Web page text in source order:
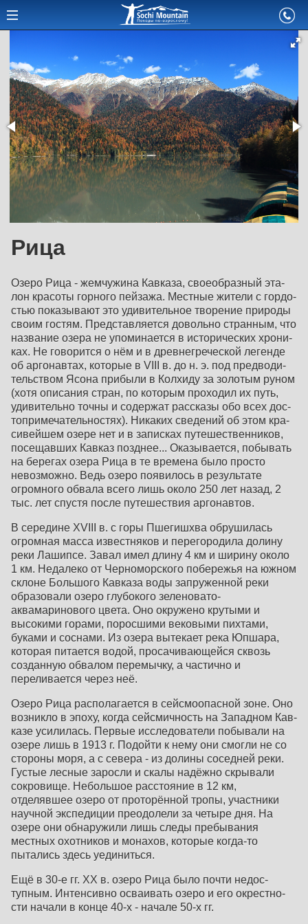
Рица
Озеро Рица - жемчужина Кавказа, своеобразный эта­
лон красоты горного пейзажа. Местные жители с гордо­
стью показывают это удивительное творение природы
своим гостям. Представляется довольно странным, что
название озера не упоминается в исторических хрони­
ках. Не говорится о нём и в древнегреческой легенде
об аргонавтах, которые в VIII в. до н. э. под предводи­
тельством Ясона прибыли в Колхиду за золотым руном
(хотя описания стран, по которым проходил их путь,
удивительно точны и содержат рассказы обо всех дос­
топримечательностях). Никаких сведений об этом кра­
сивейшем озере нет и в записках путешественников,
по­сещавших Кавказ позднее... Оказывается, побывать
на берегах озера Рица в те времена было просто
невоз­можно. Ведь озеро появилось в результате
огромного обвала всего лишь около 250 лет назад, 2
тыс. лет спус­тя после путешествия аргонавтов.
В середине XVIII в. с горы Пшегишхва обрушилась
огромная масса известняков и перегородила долину
реки Лашипсе. Завал имел длину 4 км и ширину около
1 км. Недалеко от Черноморского побережья на южном
скло­не Большого Кавказа воды запруженной реки
образова­ли озеро глубокого зеленовато-
аквамаринового цвета. Оно окружено крутыми и
высокими горами, поросши­ми вековыми пихтами,
буками и соснами. Из озера вы­текает река Юпшара,
которая питается водой, просачи­вающейся сквозь
созданную обвалом перемычку, а частично и
переливается через неё.
Озеро Рица располагается в сейсмоопасной зоне. Оно
возникло в эпоху, когда сейсмичность на Западном Кав­
казе усилилась. Первые исследователи побывали на
озере лишь в 1913 г. Подойти к нему они смогли не со
стороны моря, а с севера - из долины соседней реки.
Густые лесные заросли и скалы надёжно скрывали
сокровище. Неболь­шое расстояние в 12 км,
отделявшее озеро от проторён­ной тропы, участники
научной экспедиции преодолели за четыре дня. На
озере они обнаружили лишь следы пребывания
местных охотников и монахов, которые когда-то
пытались здесь уединиться.
Ещё в 30-е гг. XX в. озеро Рица было почти недос­
тупным. Интенсивно осваивать озеро и его окрестно­
сти начали в конце 40-х - начале 50-х гг.